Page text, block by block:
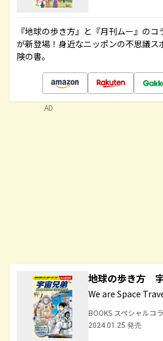
『地球の歩き方』と『月刊ムー』の
が新登場！身近なニッポンの不思議ス
険の書。
地球の歩き方
We are Space
BOOKS スペシャルコ
2024.01.25 発売
AD